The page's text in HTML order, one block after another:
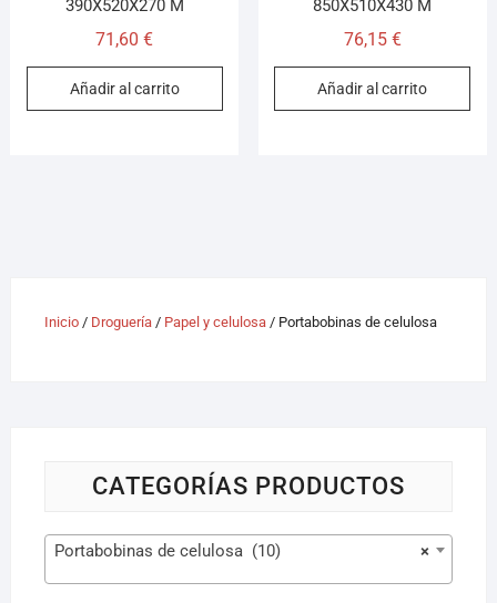
390X520X270 M
71,60€
Añadir al carrito
850X510X430 M
76,15 €
Añadir al carrito
Inicio/ Droguería/ Papel y celulosa/ Portabobinas de celulosa
CATEGORÍAS PRODUCTOS
×
Portabobinas de celulosa (10)